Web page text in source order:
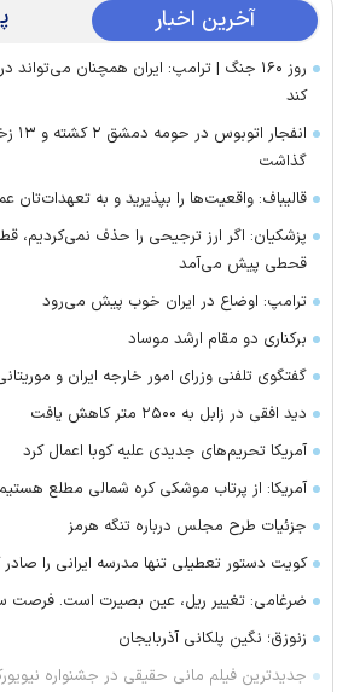
آخرین اخبار
روز ۱۶۰ جنگ | ترامپ: ایران همچنان
کند
گذاشت
قالیباف: واقعیت‌ها را بپذیرید و به تعهدات‌تان
پزشکیان: اگر ارز ترجیحی را حذف نمی‌کردیم،
قحطی پیش می‌آمد
ترامپ: اوضاع در ایران خوب پیش می‌رود
برکناری دو مقام ارشد موساد
گفتگوی تلفنی وزرای امور خارجه ایران و
دید افقی در زابل به ۲۵۰۰ متر کاهش یافت
آمریکا تحریم‌های جدیدی علیه کوبا اعمال کرد
آمریکا: از پرتاب موشکی کره شمالی مطلع هستیم
جزئیات طرح مجلس درباره تنگه هرمز
کویت دستور تعطیلی تنها مدرسه ایرانی را صادر
ضرغامی: تغییر ریل، عین بصیرت است. فرصت
زنوزق؛ نگین پلکانی آذربایجان
جدیدترین فیلم مانی حقیقی در جشنواره